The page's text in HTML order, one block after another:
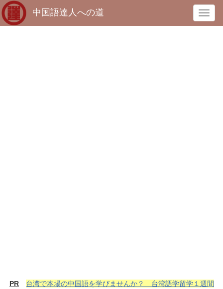
T
o
中国語達人への道
PR
台湾で本場の中国語を学びませんか？ 台湾語学留学１週間